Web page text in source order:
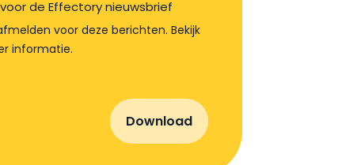
de Effectory nieuwsbrief
voor deze berichten. Bekijk
informatie.